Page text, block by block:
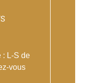
: L-S de
vous